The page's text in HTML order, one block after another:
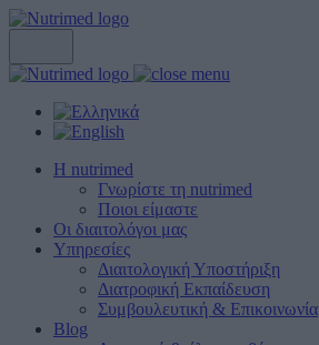
Η nutrimed
Γνωρίστε τη nutrimed
Ποιοι είμαστε
Οι διαιτολόγοι μας
Υπηρεσίες
Διαιτολογική Υποστήριξη
Διατροφική Εκπαίδευση
Συμβουλευτική & Επικοινωνία
Blog